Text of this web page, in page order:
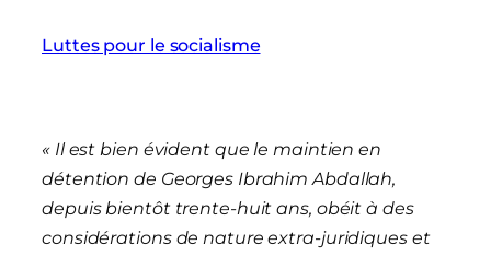
Luttes pour le socialisme
« Il est bien évident que le maintien en
détention de Georges Ibrahim Abdallah,
depuis bientôt trente-huit ans, obéit à des
considérations de nature extra-juridiques et